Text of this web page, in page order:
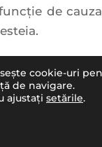
de
cookie-uri
de navigare.
ajustați setările.